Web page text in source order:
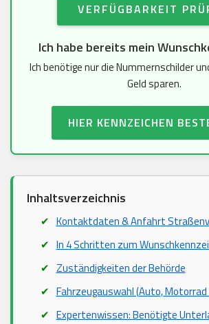
VERFÜGBARKEIT
Ich habe bereits mein
Ich benötige nur die Nummernschilder
Geld sparen.
HIER KENNZEICHEN
Inhaltsverzeichnis
Kontaktdaten & Anfahrt
In 4 Schritten zum
Zuständigkeiten der Behörde
Fahrzeugauswahl (Auto, Motorrad
Expertenwissen: Benötigte